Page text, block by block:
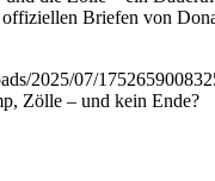
Briefen von
2025/07/
Zölle – und kein Ende?